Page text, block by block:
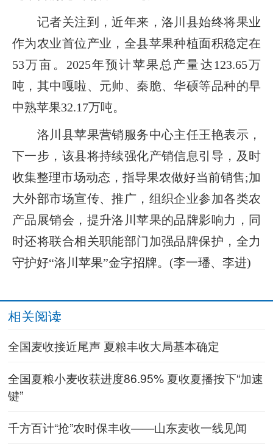
记者关注到，近年来，洛川县始终将果业
作为农业首位产业，全县苹果种植面积稳定在
53万亩。2025年预计苹果总产量达123.65万
吨，其中嘎啦、元帅、秦脆、华硕等品种的早
中熟苹果32.17万吨。
洛川县苹果营销服务中心主任王艳表示，
下一步，该县将持续强化产销信息引导，及时
收集整理市场动态，指导果农做好当前销售;加
大外部市场宣传、推广，组织企业参加各类农
产品展销会，提升洛川苹果的品牌影响力，同
时还将联合相关职能部门加强品牌保护，全力
守护好“洛川苹果”金字招牌。(李一璠、李进)
相关阅读
全国麦收接近尾声 夏粮丰收大局基本确定
全国夏粮小麦收获进度86.95% 夏收夏播按下“加速
键”
千方百计“抢”农时保丰收——山东麦收一线见闻